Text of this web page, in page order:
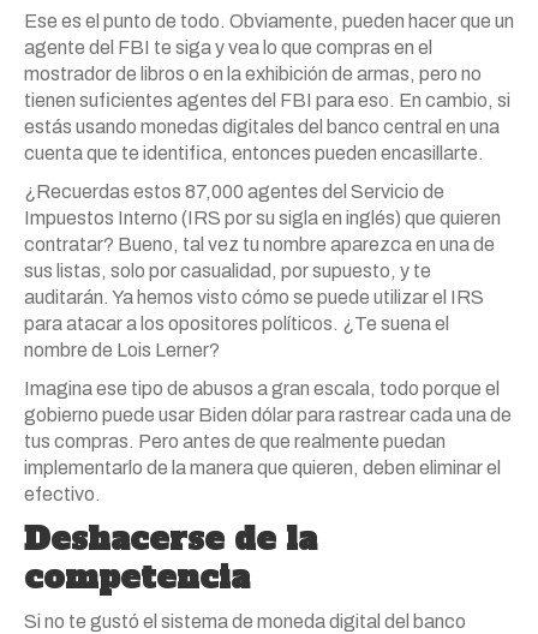
Ese es el punto de todo. Obviamente, pueden hacer que un
agente del FBI te siga y vea lo que compras en el
mostrador de libros o en la exhibición de armas, pero no
tienen suficientes agentes del FBI para eso. En cambio, si
estás usando monedas digitales del banco central en una
cuenta que te identifica, entonces pueden encasillarte.
¿Recuerdas estos 87,000 agentes del Servicio de
Impuestos Interno (IRS por su sigla en inglés) que quieren
contratar? Bueno, tal vez tu nombre aparezca en una de
sus listas, solo por casualidad, por supuesto, y te
auditarán. Ya hemos visto cómo se puede utilizar el IRS
para atacar a los opositores políticos. ¿Te suena el
nombre de Lois Lerner?
Imagina ese tipo de abusos a gran escala, todo porque el
gobierno puede usar Biden dólar para rastrear cada una de
tus compras. Pero antes de que realmente puedan
implementarlo de la manera que quieren, deben eliminar el
efectivo.
Deshacerse de la
competencia
Si no te gustó el sistema de moneda digital del banco